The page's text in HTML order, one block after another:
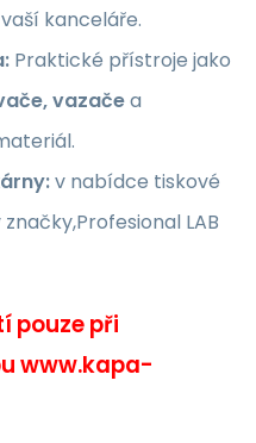
kanceláře.
Praktické přístroje jako
vazačea
v nabídce tiskové
LAB
pouze při
www.kapa-